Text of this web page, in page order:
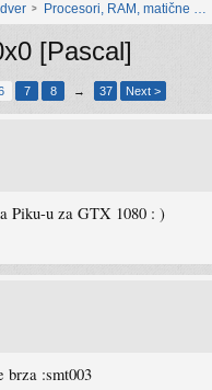
Procesori, RAM, matične
[Pascal]
7 8 → 37 Next >
Piku-u za GTX 1080 : )
brza :smt003